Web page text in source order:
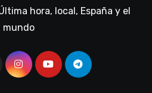
hora, local, España y el
mundo